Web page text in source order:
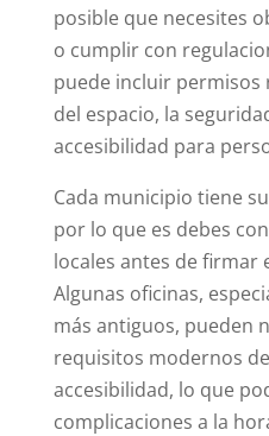
posible que necesites
o cumplir con
puede incluir permisos
del espacio, la
accesibilidad para
Cada municipio tiene
por lo que es debes
locales antes de firmar
Algunas oficinas,
más antiguos, pueden
requisitos modernos
accesibilidad, lo que
complicaciones a la